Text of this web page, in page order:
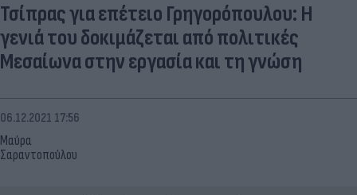
Τσίπρας για επέτειο Γρηγορόπουλου: Η
γενιά του δοκιμάζεται από πολιτικές
Μεσαίωνα στην εργασία και τη γνώση
Μαύρα
Σαραντοπούλου
06.12.2021 17:56